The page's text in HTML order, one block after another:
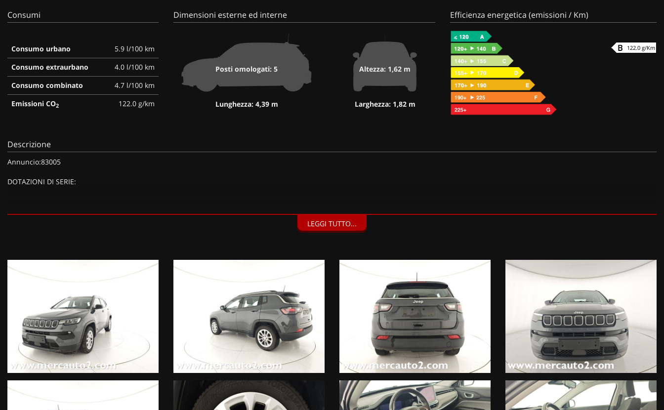
Consumi
Consumo urbano
5.9 l/100 km
Consumo extraurbano
4.0 l/100 km
Consumo combinato
4.7 l/100 km
Emissioni CO2 122.0 g/km
Dimensioni esterne ed interne
Posti omologati: 5
Lunghezza: 4,39 m
Altezza: 1,62 m
Larghezza: 1,82 m
Efficienza energetica (emissioni / Km)
122.0 g/Km
Descrizione
Annuncio:83005
DOTAZIONI DI SERIE:
LEGGI TUTTO...